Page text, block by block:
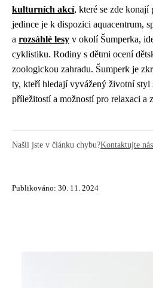
kulturních akcí, které se zde
jedince je k dispozici aquacentrum,
a rozsáhlé lesy v okolí Šumperka,
cyklistiku. Rodiny s dětmi ocení
zoologickou zahradu. Šumperk je
ty, kteří hledají vyvážený životní styl
příležitostí a možností pro relaxaci a
Našli jste v článku chybu?Kontaktujte nás
Publikováno: 30. 11. 2024